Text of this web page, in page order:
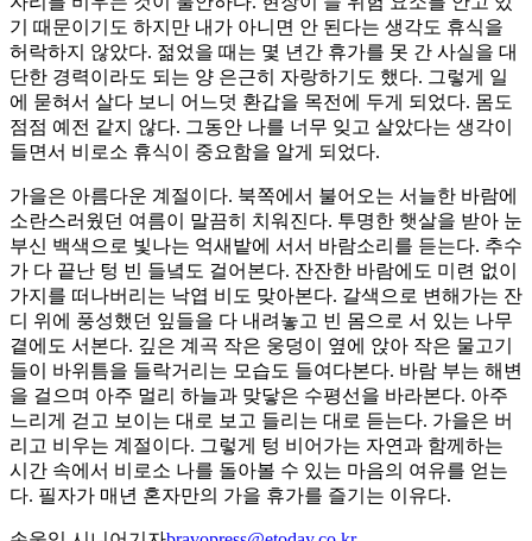
기 때문이기도 하지만 내가 아니면 안 된다는 생각도 휴식을
허락하지 않았다. 젊었을 때는 몇 년간 휴가를 못 간 사실을 대
단한 경력이라도 되는 양 은근히 자랑하기도 했다. 그렇게 일
에 묻혀서 살다 보니 어느덧 환갑을 목전에 두게 되었다. 몸도
점점 예전 같지 않다. 그동안 나를 너무 잊고 살았다는 생각이
들면서 비로소 휴식이 중요함을 알게 되었다.
가을은 아름다운 계절이다. 북쪽에서 불어오는 서늘한 바람에
소란스러웠던 여름이 말끔히 치워진다. 투명한 햇살을 받아 눈
부신 백색으로 빛나는 억새밭에 서서 바람소리를 듣는다. 추수
가 다 끝난 텅 빈 들녘도 걸어본다. 잔잔한 바람에도 미련 없이
가지를 떠나버리는 낙엽 비도 맞아본다. 갈색으로 변해가는 잔
디 위에 풍성했던 잎들을 다 내려놓고 빈 몸으로 서 있는 나무
곁에도 서본다. 깊은 계곡 작은 웅덩이 옆에 앉아 작은 물고기
들이 바위틈을 들락거리는 모습도 들여다본다. 바람 부는 해변
을 걸으며 아주 멀리 하늘과 맞닿은 수평선을 바라본다. 아주
느리게 걷고 보이는 대로 보고 들리는 대로 듣는다. 가을은 버
리고 비우는 계절이다. 그렇게 텅 비어가는 자연과 함께하는
시간 속에서 비로소 나를 돌아볼 수 있는 마음의 여유를 얻는
다. 필자가 매년 혼자만의 가을 휴가를 즐기는 이유다.